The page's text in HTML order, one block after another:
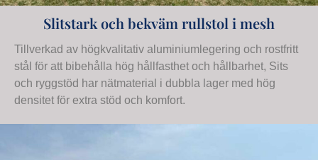
Slitstark och bekväm rullstol i mesh
Tillverkad av högkvalitativ aluminiumlegering och rostfritt
stål för att bibehålla hög hållfasthet och hållbarhet, Sits
och ryggstöd har nätmaterial i dubbla lager med hög
densitet för extra stöd och komfort.